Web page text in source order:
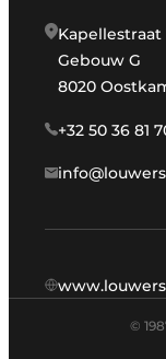
Kapellestraat
Gebouw G
8020
+32 50 36 81
©